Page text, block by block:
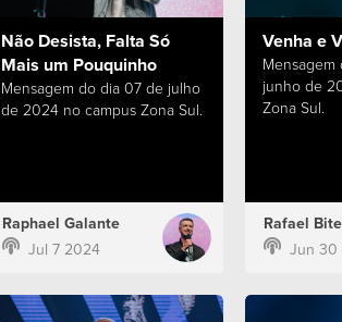
Não Desista, Falta Só
Mais um Pouquinho
Mensagem do dia 07 de julho
de 2024 no campus Zona Sul.
Raphael Galante
Jul 7 2024
Venha e
junho de
Zona Sul.
Rafael
Jun